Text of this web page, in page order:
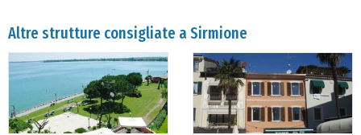
Altre strutture consigliate a Sirmione